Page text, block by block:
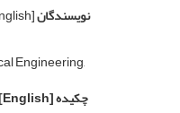
نویسندگان[English]
Engineering,
چکیده[English]